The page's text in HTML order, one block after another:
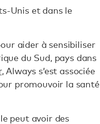
Unis et dans le
aider à sensibiliser
du Sud, pays dans
, Always s’est associée
promouvoir la santé
peut avoir des